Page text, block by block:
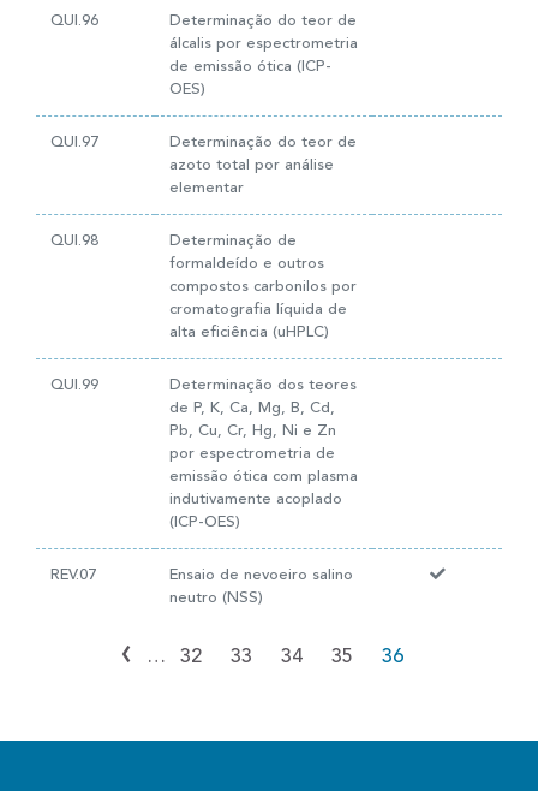
QUI.96
Determinação do teor de
álcalis por espectrometria
de emissão ótica (ICP-
OES)
QUI.97
Determinação do teor de
azoto total por análise
elementar
QUI.98
Determinação de
formaldeído e outros
compostos carbonilos por
cromatografia líquida de
alta eficiência (uHPLC)
QUI.99
Determinação dos teores
de P, K, Ca, Mg, B, Cd,
Pb, Cu, Cr, Hg, Ni e Zn
por espectrometria de
emissão ótica com plasma
indutivamente acoplado
(ICP-OES)
REV.07
Ensaio de nevoeiro salino
neutro (NSS)
‹ … 32 33 34 35 36